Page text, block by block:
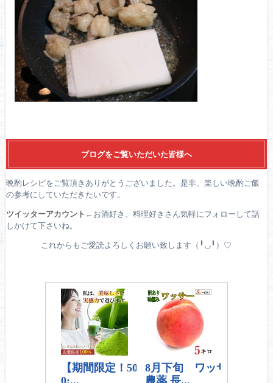
ブログをご覧いただいた皆様へ
晩酌レシピをご覧頂きありがとうございました。是非、楽しい晩酌ご飯
の参考にしていただきたいです。
ツイッターアカウント ←お酒好き、料理好きさん気軽にフォローして話
しかけて下さいね。
これからもご愛読よろしくお願い致します（╹◡╹）♡